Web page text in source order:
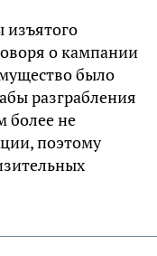
изъятого
о кампании
было
разграбления
более не
поэтому